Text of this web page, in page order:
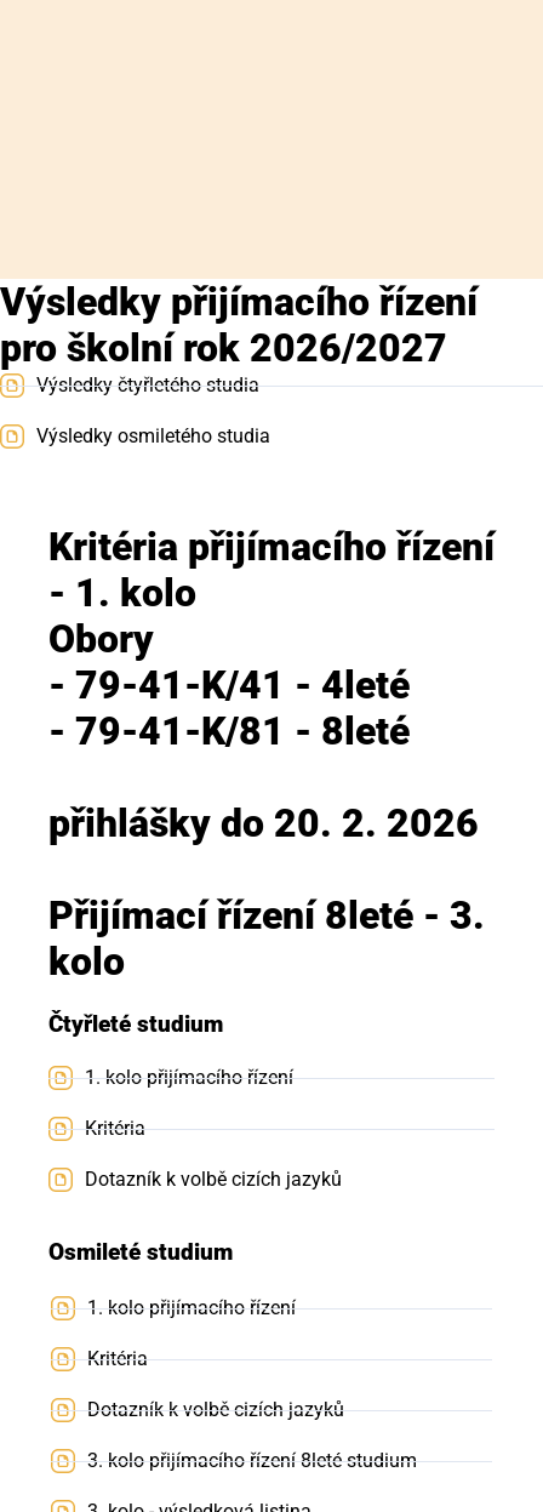
Výsledky přijímacího řízení
pro školní rok 2026/2027
Výsledky čtyřletého studia
Výsledky osmiletého studia
Kritéria přijímacího řízení
- 1. kolo
Obory
- 79-41-K/41 - 4leté
- 79-41-K/81 - 8leté
přihlášky do 20. 2. 2026
Přijímací řízení 8leté - 3.
kolo
Čtyřleté studium
1. kolo přijímacího řízení
Kritéria
Dotazník k volbě cizích jazyků
Osmileté studium
1. kolo přijímacího řízení
Kritéria
Dotazník k volbě cizích jazyků
3. kolo přijímacího řízení 8leté studium